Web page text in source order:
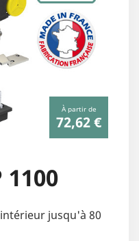
À partir de
72,62 €
1100
jusqu'à 80